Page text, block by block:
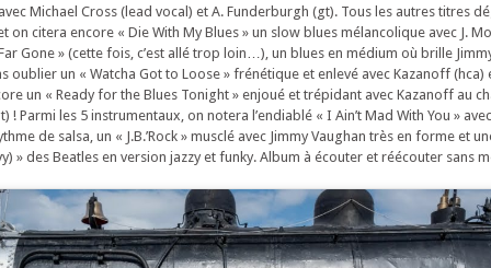
Michael Cross (lead vocal) et A. Funderburgh (gt). Tous les autres titres
on citera encore « Die With My Blues » un slow blues mélancolique avec J.
Gone » (cette fois, c’est allé trop loin…), un blues en médium où brille
oublier un « Watcha Got to Loose » frénétique et enlevé avec Kazanoff (hca)
un « Ready for the Blues Tonight » enjoué et trépidant avec Kazanoff au
! Parmi les 5 instrumentaux, on notera l’endiablé « I Ain’t Mad With You »
de salsa, un « J.B.’Rock » musclé avec Jimmy Vaughan très en forme et
» des Beatles en version jazzy et funky. Album à écouter et réécouter sans